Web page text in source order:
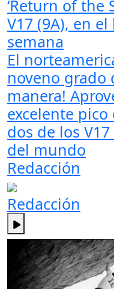
‘Return of the
V17 (9A), en
semana
El
noveno grado
manera!
excelente
dos de los
del mundo
Redacción
Redacción